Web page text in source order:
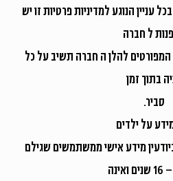
בכל עניין הנוגע למדיניות פרטיות זו יש
ל חברה
להלן ה חברה תשיב על כל
בתוך זמן
סביר.
ביודעין מידע אישי ממשתמשים שגילם